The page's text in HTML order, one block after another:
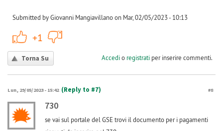
Submitted by Giovanni Mangiavillano on Mar, 02/05/2023 - 10:13
+1
Torna Su Accedio registratiper inserire commenti.
Lun, 29/05/2023 - 15:42 (Reply to #7) #8
730
se vai sul portale del GSE trovi il documento per i pagamenti